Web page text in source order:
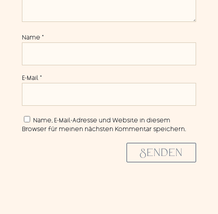
Name *
E-Mail *
Name, E-Mail-Adresse und Website in diesem
Browser für meinen nächsten Kommentar speichern.
SENDEN